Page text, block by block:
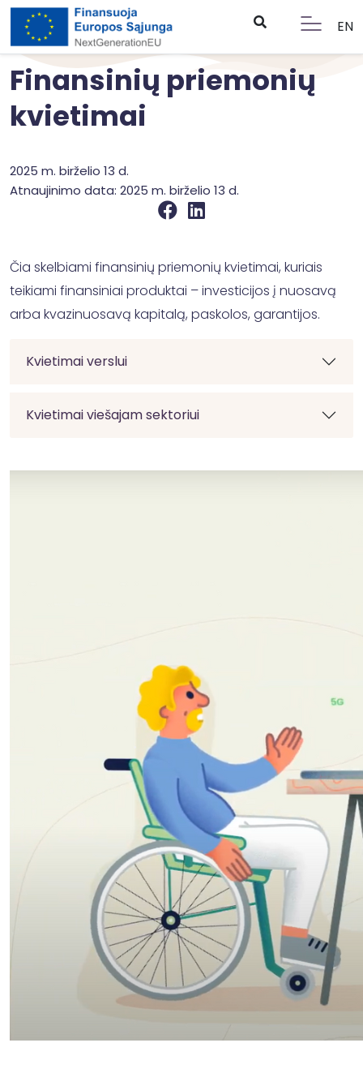
EN
Finansinių priemonių
kvietimai
2025 m. birželio 13 d.
Atnaujinimo data: 2025 m. birželio 13 d.
Čia skelbiami finansinių priemonių kvietimai, kuriais
teikiami finansiniai produktai – investicijos į nuosavą
arba kvazinuosavą kapitalą, paskolos, garantijos.
Kvietimai verslui
Kvietimai viešajam sektoriui